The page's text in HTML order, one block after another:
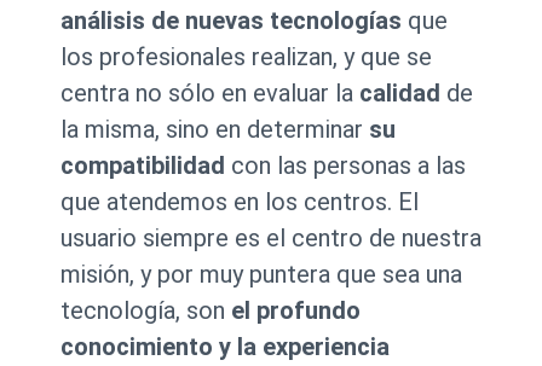
análisis de nuevas tecnologías que
los profesionales realizan, y que se
centra no sólo en evaluar la calidad de
la misma, sino en determinar su
compatibilidad con las personas a las
que atendemos en los centros. El
usuario siempre es el centro de nuestra
misión, y por muy puntera que sea una
tecnología, son el profundo
conocimiento y la experiencia